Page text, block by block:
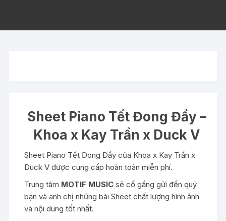
Sheet Piano Tết Đong Đầy –
Khoa x Kay Trần x Duck V
Sheet Piano Tết Đong Đầy của Khoa x Kay Trần x
Duck V được cung cấp hoàn toàn miễn phí.
Trung tâm MOTIF MUSIC sẽ cố gắng gửi đến quý
bạn và anh chị những bài Sheet chất lượng hình ảnh
và nội dung tốt nhất.